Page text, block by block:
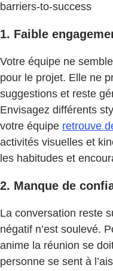
barriers-to-success
1. Faible
Votre équipe ne
pour le projet. Elle ne
suggestions et reste
Envisagez différents
votre équipe retrouve
activités visuelles et
les habitudes et
2. Manque de
La conversation reste
négatif n’est soulevé.
anime la réunion se
personne se sent à